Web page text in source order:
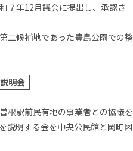
７年12月議会に提出し、承認さ
二候補地であった豊島公園での整
明会
根駅前民有地の事業者との協議を
説明する会を中央公民館と岡町図